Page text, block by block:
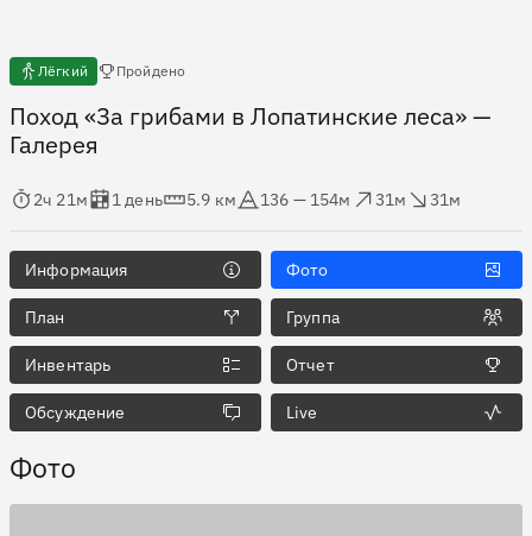
Лёгкий Пройдено
Поход «За грибами в Лопатинские леса»—
Галерея
в пути
2ч 21м
Оценка в днях
1 день
5.9 км
136 — 154м
31м
31м
Информация Фото
План Группа
Инвентарь Отчет
Обсуждение Live
Фото